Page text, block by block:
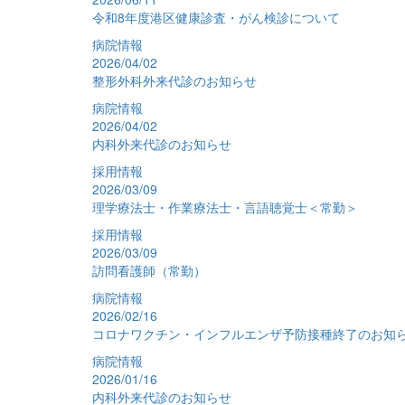
令和8年度港区健康診査・がん検診について
病院情報
2026/04/02
整形外科外来代診のお知らせ
病院情報
2026/04/02
内科外来代診のお知らせ
採用情報
2026/03/09
理学療法士・作業療法士・言語聴覚士＜常勤＞
採用情報
2026/03/09
訪問看護師（常勤）
病院情報
2026/02/16
コロナワクチン・インフルエンザ予防接種終了のお知
病院情報
2026/01/16
内科外来代診のお知らせ